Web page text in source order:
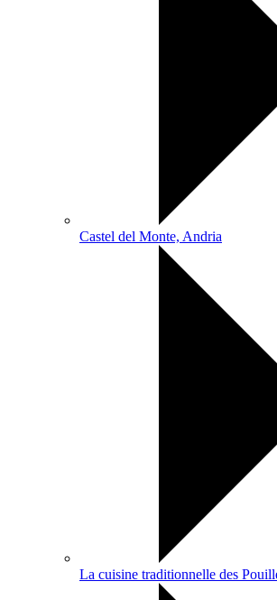
Castel del Monte, Andria
La cuisine traditionnelle des